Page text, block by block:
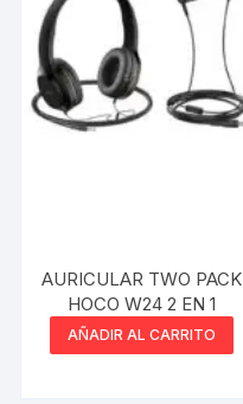
AURICULAR TWO PACK
HOCO W24 2 EN 1
AÑADIR AL CARRITO